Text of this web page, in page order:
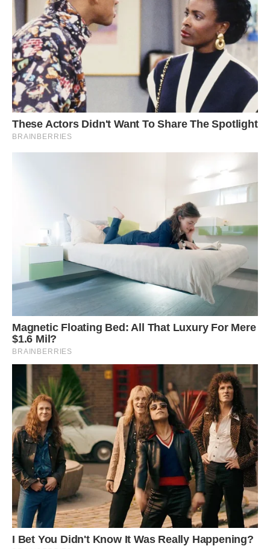
привчена до роботи.
Якось наводячи, як зазвичай, лад вдома, Марія поранила
палець голкою. Скривившись від болю і витираючи
крапельки крові, Марія не на жарт перелякалася. «Добре,
що я, а не діти поранилися», — думала вона, не надаючи
особливого значення, звідки тут з’явилася голка. Адже
Марія щодня мила підлогу вдома: все-таки кімнатка
маленька. «Може, Сергій заходив, і щось терміново
пришити треба було», — майнула думка, і за хвилину вже
забула про знахідку.
порогом. Ось тоді вона і запанікувала. Пішла до сусідки
по гуртожитку, з якою, попри велику велику різницю у віці,
відразу подружилася. Жінка її лякати не хотіла, але
порадила краще дивитися за чоловіком і взагалі
розглядатися на всі боки. Тут Марія пригадала, що
недавно знайшла розсипану незрозуміло ким сіль. Тоді
вирішила, що то дітки пустували. А зараз задумалась не
на жарт. А тут ще щось з Сергієм сталося. Наче його
підмінили: колись такий люблячий і турботливий, він став
якимсь чужим і сумним. Вічно кудись поспішав,
зсилаючись на термінові справи чи замовлення.